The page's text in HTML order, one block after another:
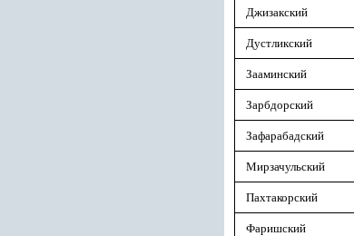
Джизакский
Дустликский
Зааминский
Зарбдорский
Зафарабадский
Мирзачульский
Пахтакорский
Фаришский